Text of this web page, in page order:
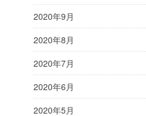
2020年9月
2020年8月
2020年7月
2020年6月
2020年5月